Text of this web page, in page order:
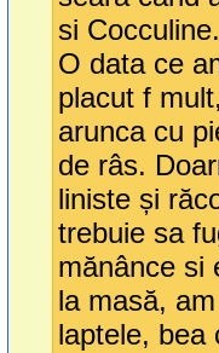
si Cocculine.
O data ce
placut f
arunca cu
de râs.
liniste și
trebuie sa
mănânce si
la masă,
laptele, bea